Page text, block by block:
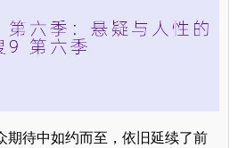
期待中如约而至，依旧延续了前